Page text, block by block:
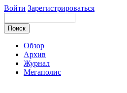
Войти Зарегистрироваться
Обзор
Архив
Журнал
Мегаполис